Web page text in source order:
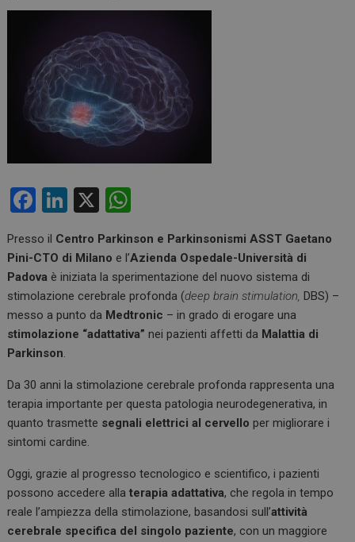
F
ce
b
o
o
k
Li
ke
dI
n
X
at
s
A
p
Presso il Centro Parkinson e Parkinsonismi ASST Gaetano
Pini-CTO di Milano e l’Azienda Ospedale-Università di
Padova è iniziata la sperimentazione del nuovo sistema di
stimolazione cerebrale profonda (deep brain stimulation, DBS) –
messo a punto da Medtronic – in grado di erogare una
stimolazione “adattativa” nei pazienti affetti da Malattia di
Parkinson.
Da 30 anni la stimolazione cerebrale profonda rappresenta una
terapia importante per questa patologia neurodegenerativa, in
quanto trasmette segnali elettrici al cervello per migliorare i
sintomi cardine.
Oggi, grazie al progresso tecnologico e scientifico, i pazienti
possono accedere allaterapia adattativa, che regola in tempo
reale l’ampiezza della stimolazione, basandosi sull’attività
cerebrale specifica del singolo paziente, con un maggiore